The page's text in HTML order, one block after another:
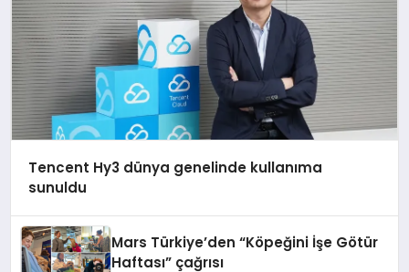
Tencent Hy3 dünya genelinde kullanıma
sunuldu
Mars Türkiye’den “Köpeğini İşe Götür
Haftası” çağrısı